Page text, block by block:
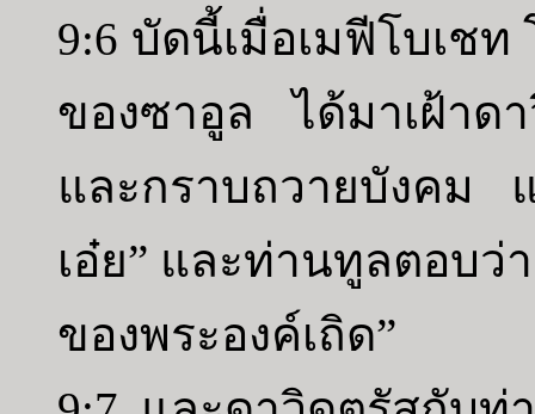
9:6 บัดนี้เมื่อเมฟีโบเช
ของซาอูล ได้มาเฝ้าด
และกราบถวายบังคม
เอ๋ย” และท่านทูลตอบว่
ของพระองค์เถิด”